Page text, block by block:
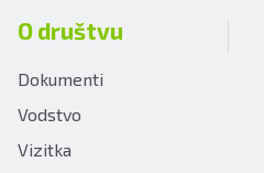
O društvu
Dokumenti
Vodstvo
Vizitka